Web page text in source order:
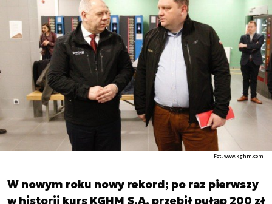
Fot. www.kghm.com
W nowym roku nowy rekord; po raz pierwszy
w historii kurs KGHM S.A. przebił pułap 200 zł